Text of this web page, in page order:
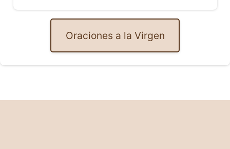
Oraciones a la Virgen